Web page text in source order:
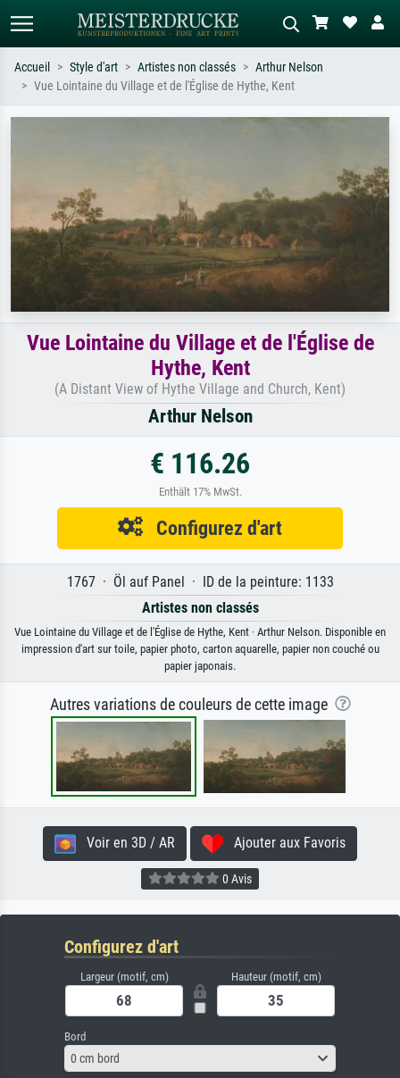
tableau sombre, nu debout près d'un
Accueil Style d'art Artistes non classés
Arthur Nelson
Vue Lointaine du Village et de l'Église de Hythe, Kent
Vue Lointaine du Village et de l'Église de
Hythe, Kent
(A Distant View of Hythe Village and Church, Kent)
Arthur Nelson
€ 116.26
Enthält 17% MwSt.
Configurez d'art
1767 · Öl auf Panel · ID de la peinture: 1133
Artistes non classés
Vue Lointaine du Village et de l'Église de Hythe, Kent · Arthur Nelson. Disponible en
impression d'art sur toile, papier photo, carton aquarelle, papier non couché ou
papier japonais.
Autres variations de couleurs de cette image
Voir en 3D / AR Ajouter aux Favoris
0 Avis
Configurez d'art
Largeur (motif, cm) Hauteur (motif, cm)
Bord
0 cm bord